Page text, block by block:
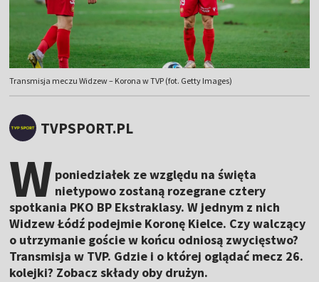
Transmisja meczu Widzew – Korona w TVP (fot. Getty Images)
TVPSPORT.PL
W poniedziałek ze względu na święta
nietypowo zostaną rozegrane cztery
spotkania PKO BP Ekstraklasy. W jednym z nich
Widzew Łódź podejmie Koronę Kielce. Czy walczący
o utrzymanie goście w końcu odniosą zwycięstwo?
Transmisja w TVP. Gdzie i o której oglądać mecz 26.
kolejki? Zobacz składy oby drużyn.